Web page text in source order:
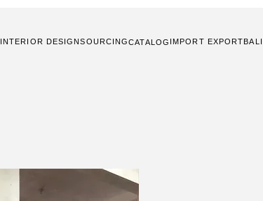
INTERIOR DESIGNSOURCINGCATALOG IMPORT EXPORT